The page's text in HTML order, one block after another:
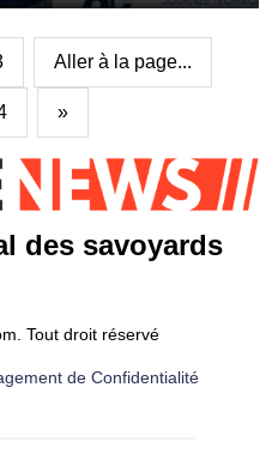
Aller à la page...
»
des savoyards
Tout droit réservé
de Confidentialité